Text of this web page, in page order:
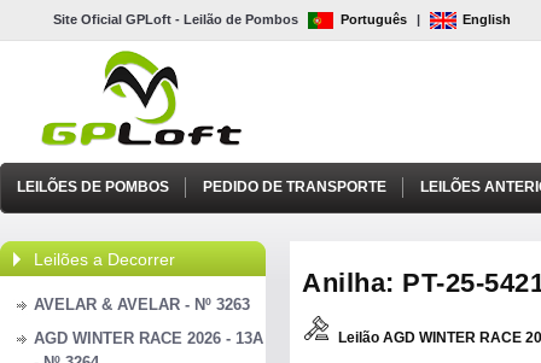
Site Oficial GPLoft - Leilão de Pombos Português | English
LEILÕES DE POMBOS PEDIDO DE TRANSPORTE LEILÕES
Leilões a Decorrer
AVELAR & AVELAR - Nº 3263
AGD WINTER RACE 2026 - 13A
Anilha: PT-25-
Leilão AGD WINTER RACE